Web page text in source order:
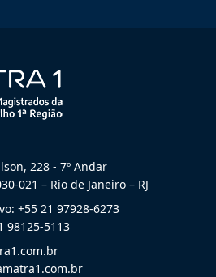
228 - 7º Andar
021 – Rio de Janeiro – RJ
+55 21 97928-6273
98125-5113